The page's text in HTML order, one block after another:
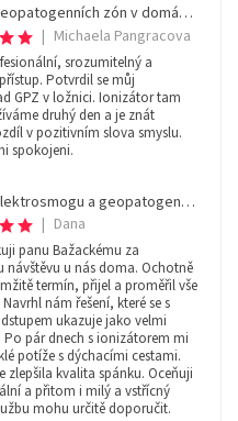
Měření geopatogenních zón v domácnosti měření 1 místnosti
| Michaela Pangracova
srozumitelný a
Potvrdil se můj
GPZ v ložnici. Ionizátor tam
druhý den a je znát
v pozitivním slova smyslu.
spokojeni.
Měření elektrosmogu a geopatogenních zón v domácnosti měření 1 místnosti
| Dana
panu Bažackému za
návštěvu u nás doma. Ochotně
termín, přijel a proměřil vše
nám řešení, které se s
ukazuje jako velmi
Po pár dnech s ionizátorem mi
potíže s dýchacími cestami.
zlepšila kvalita spánku. Oceňuji
a přitom i milý a vstřícný
mohu určitě doporučit.